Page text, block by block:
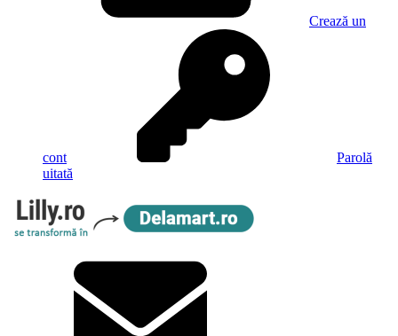
Crează un
cont
Parolă
uitată